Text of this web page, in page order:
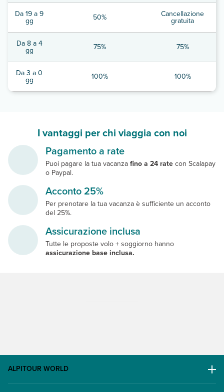
Da 19 a 9
gg 50% Cancellazione
gratuita
Da 8 a 4
gg 75% 75%
Da 3 a 0
gg 100% 100%
I vantaggi per chi viaggia con noi
Pagamento a rate
Puoi pagare la tua vacanzafino a 24 ratecon Scalapay
o Paypal.
Acconto 25%
Per prenotare la tua vacanza è sufficiente un acconto
del 25%.
Assicurazione inclusa
Tutte le proposte volo + soggiorno hanno
assicurazione base inclusa.
ALPITOUR WORLD
AWARD